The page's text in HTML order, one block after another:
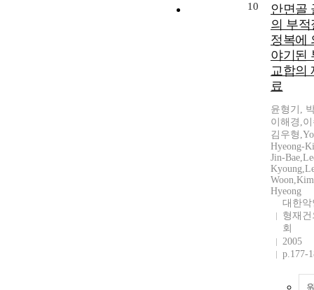
10
안면골
의 부적
정복에
야기된
교합의
료
윤형기,
이해경,
김우형
Hyeong-
Jin-
Hyeong
대한
형재
회
2005
p.177-